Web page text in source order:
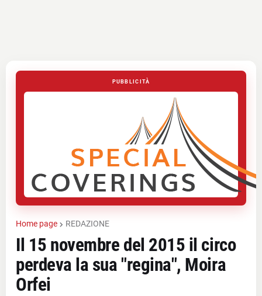
PUBBLICITÀ
Home page REDAZIONE
Il 15 novembre del 2015 il circo
perdeva la sua "regina", Moira
Orfei